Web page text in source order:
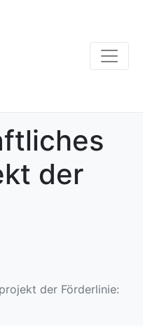
der
der Förderlinie: